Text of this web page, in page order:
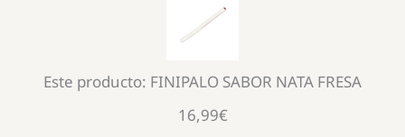
NATA
FRESA
Este producto: FINIPALO SABOR NATA FRESA
16,99€